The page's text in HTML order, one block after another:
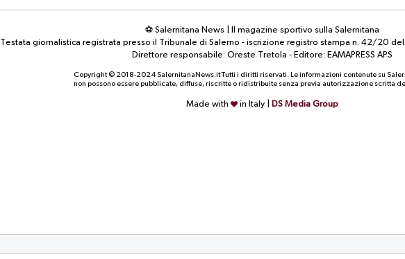
⚽ Salernitana News | Il magazine sportivo sulla Salernitana
Testata giornalistica registrata presso il Tribunale di Salerno - iscrizione registro stampa n. 42/20
Direttore responsabile: Oreste Tretola - Editore: EAMAPRESS APS
Copyright © 2018-2024 SalernitanaNews.it Tutti i diritti riservati. Le informazioni contenute su
non possono essere pubblicate, diffuse, riscritte o ridistribuite senza previa autorizzazione scritta
Made with in Italy | DS Media Group
CALCIOMERCATO NEWS